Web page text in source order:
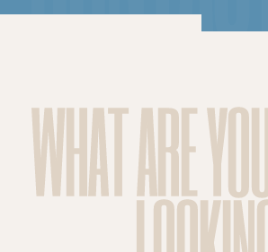
WHAT ARE